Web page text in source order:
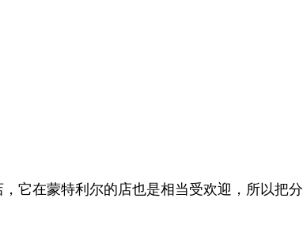
它在蒙特利尔的店也是相当受欢迎，所以把分